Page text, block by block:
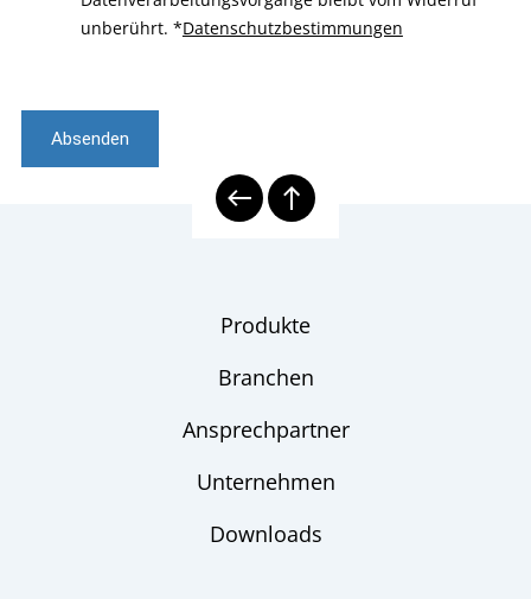
unberührt. *Datenschutzbestimmungen
Absenden
Produkte
Branchen
Ansprechpartner
Unternehmen
Downloads